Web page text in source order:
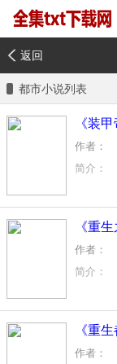
返回
都市小说列表
《装甲
作者：
简介：
这里强
无尽的
《重
作者：
简介：
俯瞰仙
是男人
仙路、
《重
作者：